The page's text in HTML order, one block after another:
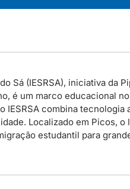
Sá (IESRSA), iniciativa da
é um marco educacional
IESRSA combina tecnologia
Localizado em Picos,
estudantil para